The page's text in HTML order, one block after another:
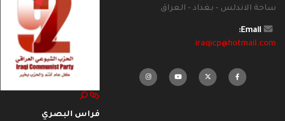
ساحة الاندلس - بغداد - العراق
Email:
iraqicp@hotmail.com
فراس البصري